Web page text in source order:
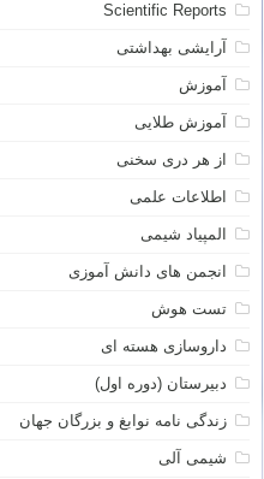
Scientific Reports
آرایشی بهداشتی
آموزش
آموزش طلایی
از هر دری سخنی
اطلاعات علمی
المپیاد شیمی
انجمن های دانش آموزی
تست هوش
داروسازی هسته ای
دبیرستان (دوره اول)
زندگی نامه نوابغ و بزرگان جهان
شیمی آلی